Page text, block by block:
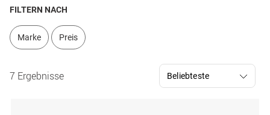
FILTERN NACH
Marke Preis
7 Ergebnisse